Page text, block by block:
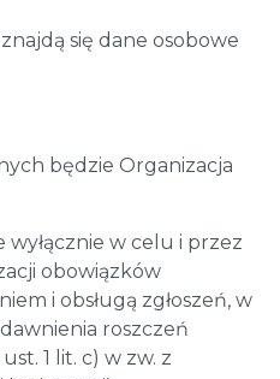
się dane osobowe
będzie Organizacja
w celu i przez
obowiązków
i obsługą zgłoszeń, w
roszczeń
1 lit. c) w zw. z